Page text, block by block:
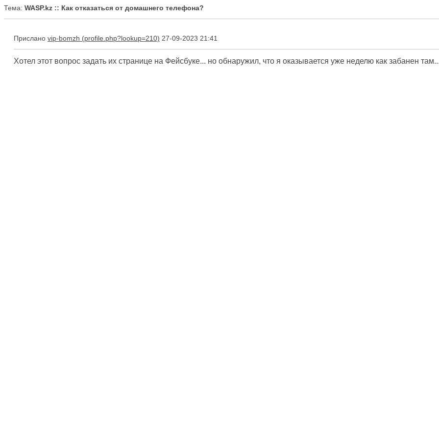
Тема: WASP.kz :: Как отказаться от домашнего телефона?
Прислано vip-bomzh 27-09-2023 21:41
Хотел этот вопрос задать их странице на Фейсбуке... но обнаружил, что я оказывается уже неделю как забанен